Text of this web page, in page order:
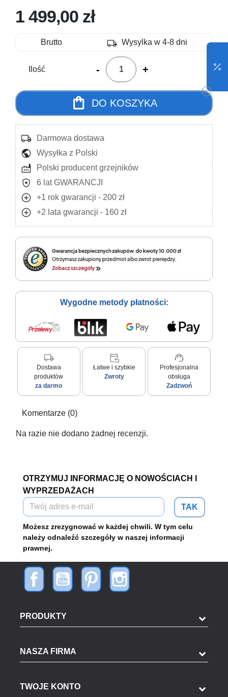
1 499,00 zł
Brutto local_shipping Wysylka w 4-8 dni
Ilość - +
shopping_bag DO KOSZYKA
local_shipping Darmowa dostawa
public Wysyłka z Polski
factory Polski producent grzejników
local_police 6 lat GWARANCJI
add_circle +1 rok gwarancji - 200 zł
add_circle +2 lata gwarancji - 160 zł
Wygodne metody płatności:
local_shipping
Dostawa
produktów
za darmo
event_repeat
Łatwe i szybkie
Zwroty
support_agent
Profesjonalna
obsługa
Zadzwoń
Komentarze (0)
Na razie nie dodano żadnej recenzji.
OTRZYMUJ INFORMACJĘ O NOWOŚCIACH I
WYPRZEDAŻACH
TAK
Możesz zrezygnować w każdej chwili. W tym celu
należy odnaleźć szczegóły w naszej informacji
prawnej.
PRODUKTY
NASZA FIRMA
TWOJE KONTO